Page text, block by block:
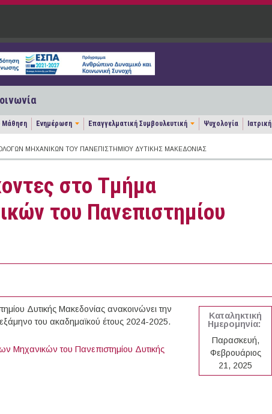
Μάθηση Ενημέρωση Επαγγελματική Συμβουλευτική Ψυχολογία Ιατρική
ΜΗΧΑΝΙΚΏΝ ΤΟΥ ΠΑΝΕΠΙΣΤΗΜΊΟΥ ΔΥΤΙΚΉΣ ΜΑΚΕΔΟΝΊΑΣ
στο Τμήμα
του Πανεπιστημίου
Καταληκτική
Ημερομηνία:
Παρασκευή,
Φεβρουάριος
21, 2025
Δυτικής Μακεδονίας ανακοινώνει την
του ακαδημαϊκού έτους 2024-2025.
Μηχανικών του Πανεπιστημίου Δυτικής